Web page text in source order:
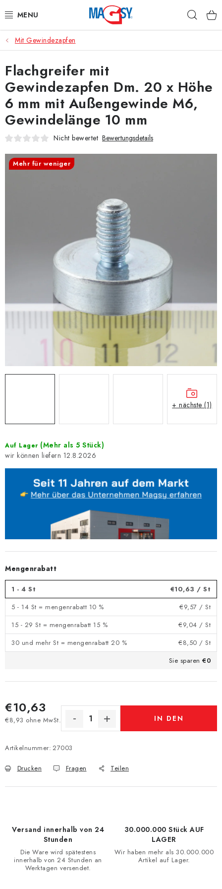
Inhalt
HAUPTKATEGORIE MAGNETE
MAGNETISCHE HILFSMITTEL
INDUSTRIEMAGNETE
SONSTIGE MAGNETE
Mit Gewindezapfen
Auf Lager (Mehr als 5 Stück)
12.8.2026
Mengenrabatt
1 - 4 St €10,63 / St
5 - 14 St = mengenrabatt 10 %
€9,57 / St
15 - 29 St = mengenrabatt 15 %
€9,04 / St
30 und mehr St = mengenrabatt 20 %
€8,50 / St
Sie sparen €0
€10,63
€8,93 ohne MwSt. IN DEN
Artikelnummer: 27003
Drucken Fragen Teilen
Flachgreifer mit
Gewindezapfen Dm. 20 x Höhe
6 mm mit Außengewinde M6,
Gewindelänge 10 mm
Nicht bewertet Bewertungsdetails
Mehr für weniger
+ nächste (1)
Versand innerhalb von 24
Stunden
Die Ware wird spätestens
innerhalb von 24 Stunden an
Werktagen versendet.
30.000.000 Stück AUF
LAGER
Wir haben mehr als 30.000.000
Artikel auf Lager.